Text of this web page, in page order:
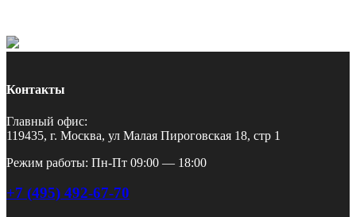
Контакты
Главный офис:
119435, г. Москва, ул Малая Пироговская 18, стр 1
Режим работы: Пн-Пт 09:00 — 18:00
+7 (495) 492-67-70